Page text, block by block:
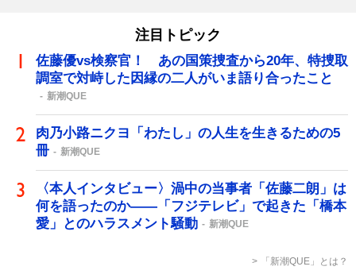
注目トピック
佐藤優vs検察官！ あの国策捜査から20年、特捜取
調室で対峙した因縁の二人がいま語り合ったこと
新潮QUE
肉乃小路ニクヨ「わたし」の人生を生きるための5
冊
新潮QUE
〈本人インタビュー〉渦中の当事者「佐藤二朗」は
何を語ったのか――「フジテレビ」で起きた「橋本
愛」とのハラスメント騒動
新潮QUE
「新潮QUE」とは？